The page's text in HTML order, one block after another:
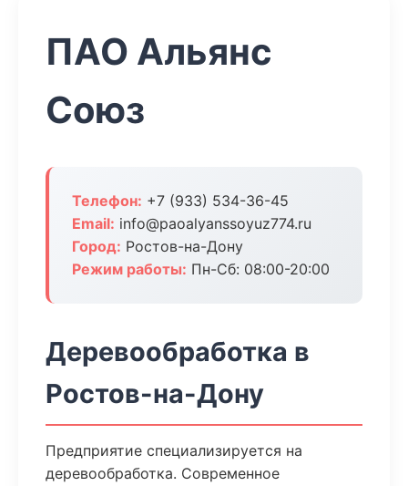
ПАО Альянс
Союз
Телефон: +7 (933) 534-36-45
Email: info@paoalyanssoyuz774.ru
Город: Ростов-на-Дону
Режим работы: Пн-Сб: 08:00-20:00
Деревообработка в
Ростов-на-Дону
Предприятие специализируется на
деревообработка. Современное